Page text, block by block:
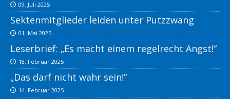
09. Juli 2025
Sektenmitglieder leiden unter Putzzwang
01. Mai 2025
Leserbrief: „Es macht einem regelrecht Angst!“
18. Februar 2025
„Das darf nicht wahr sein!“
14. Februar 2025